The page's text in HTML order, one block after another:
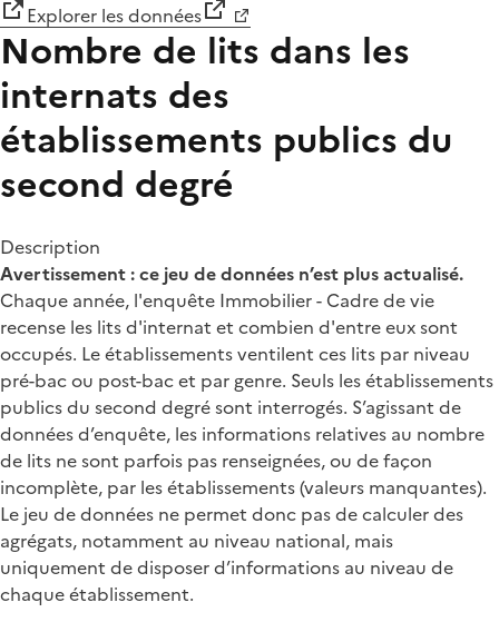
Explorer les données
Nombre de lits dans les
internats des
établissements publics du
second degré
Description
Avertissement : ce jeu de données n’est plus actualisé.
Chaque année, l'enquête Immobilier - Cadre de vie
recense les lits d'internat et combien d'entre eux sont
occupés. Le établissements ventilent ces lits par niveau
pré-bac ou post-bac et par genre. Seuls les établissements
publics du second degré sont interrogés. S’agissant de
données d’enquête, les informations relatives au nombre
de lits ne sont parfois pas renseignées, ou de façon
incomplète, par les établissements (valeurs manquantes).
Le jeu de données ne permet donc pas de calculer des
agrégats, notamment au niveau national, mais
uniquement de disposer d’informations au niveau de
chaque établissement.